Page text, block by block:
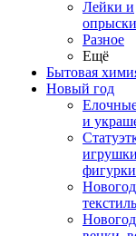
Лейки и
Разное
Ещё
Бытовая
Новый год
и
фигурки
текстиль